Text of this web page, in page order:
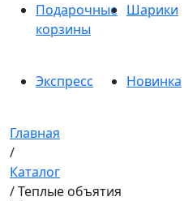
Подарочные
корзины
Шарики
Экспресс
Новинка
Главная
/
Каталог
/ Теплые объятия